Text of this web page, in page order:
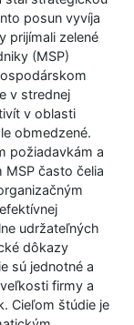
posun vyvíja
prijímali zelené
(MSP)
v strednej
v oblasti
obmedzené.
požiadavkám a
často čelia
udržateľných
dôkazy
sú jednotné a
firmy a
Cieľom štúdie je